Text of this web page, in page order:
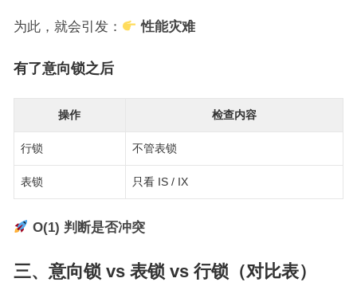
为此，就会引发： 性能灾难
有了意向锁之后
操作 检查内容
行锁 不管表锁
表锁 只看 IS / IX
O(1) 判断是否冲突
三、意向锁 vs 表锁 vs 行锁（对比表）